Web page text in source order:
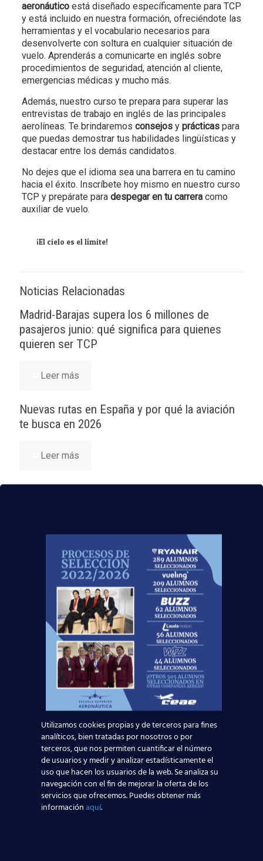
aeronáutico está diseñado específicamente para TCP
y está incluido en nuestra formación, ofreciéndote las
herramientas y el vocabulario necesarios para
desenvolverte con soltura en cualquier situación de
vuelo. Aprenderás a comunicarte en inglés sobre
procedimientos de seguridad, atención al cliente,
emergencias médicas y mucho más.
Además, nuestro curso te prepara para superar las
entrevistas de trabajo en inglés de las principales
aerolíneas. Te brindaremos consejos y prácticas para
que puedas demostrar tus habilidades lingüísticas y
destacar entre los demás candidatos.
No dejes que el idioma sea una barrera en tu camino
hacia el éxito. Inscríbete hoy mismo en nuestro curso
TCP y prepárate para despegar en tu carrera como
auxiliar de vuelo.
¡El cielo es el límite!
Noticias Relacionadas
Madrid-Barajas supera los 6 millones de
pasajeros junio: qué significa para quienes
quieren ser TCP
Leer más
Nuevas rutas en España y por qué la aviación
te busca en 2026
Leer más
El Aeropuerto de Madrid-Barajas supera los 6
Leer más
Centro: Edad:
Utilizamos cookies propias y de terceros para fines
analíticos, bien tratadas por nosotros o por
terceros, que nos permiten cuantificar el número
de usuarios y medir y analizar estadísticamente el
uso que hacen los usuarios de la web. Se analiza su
navegación con el fin de mejorar la oferta de los
servicios que ofrecemos. Puedes obtener más
informaciónaquí.